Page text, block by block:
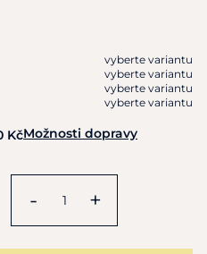
vyberte variantu
vyberte variantu
vyberte variantu
vyberte variantu
KčMožnosti dopravy
- +